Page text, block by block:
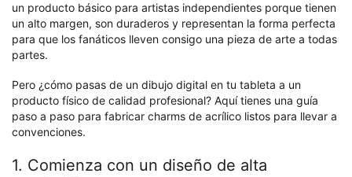
un producto básico para artistas independientes porque tienen
un alto margen, son duraderos y representan la forma perfecta
para que los fanáticos lleven consigo una pieza de arte a todas
partes.
Pero ¿cómo pasas de un dibujo digital en tu tableta a un
producto físico de calidad profesional? Aquí tienes una guía
paso a paso para fabricar charms de acrílico listos para llevar a
convenciones.
1. Comienza con un diseño de alta